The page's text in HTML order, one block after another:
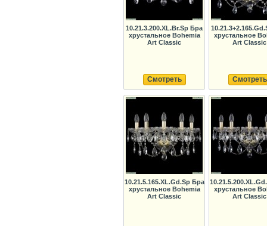
10.21.3.200.XL.Br.Sp Бра
хрустальное Bohemia
Art Classic
Смотреть
хрустальное
Art Classic
Смотреть
10.21.5.165.XL.Gd.Sp Бра
хрустальное Bohemia
Art Classic
хрустальное
Art Classic